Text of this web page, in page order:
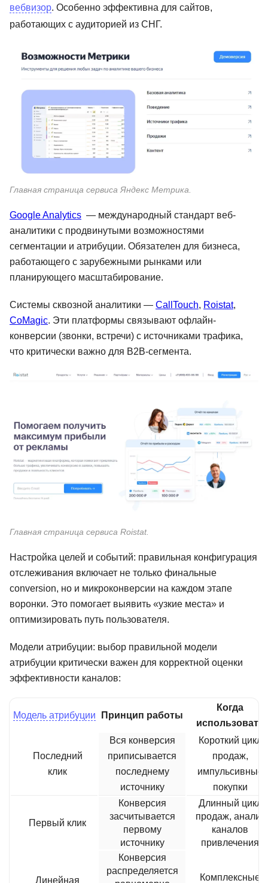
вебвизор. Особенно эффективна для сайтов,
работающих с аудиторией из СНГ.
Главная страница сервиса Яндекс Метрика.
Google Analytics — международный стандарт веб-
аналитики с продвинутыми возможностями
сегментации и атрибуции. Обязателен для бизнеса,
работающего с зарубежными рынками или
планирующего масштабирование.
Системы сквозной аналитики — CallTouch, Roistat,
CoMagic. Эти платформы связывают офлайн-
конверсии (звонки, встречи) с источниками трафика,
что критически важно для B2B-сегмента.
Главная страница сервиса Roistat.
Настройка целей и событий: правильная конфигурация
отслеживания включает не только финальные
conversion, но и микроконверсии на каждом этапе
воронки. Это помогает выявить «узкие места» и
оптимизировать путь пользователя.
Модели атрибуции: выбор правильной модели
атрибуции критически важен для корректной оценки
эффективности каналов:
Модель атрибуции Принцип работы
Когда
использовать
Последний
клик
Вся конверсия
приписывается
последнему
источнику
Короткий цикл
продаж,
импульсивные
покупки
Первый клик
Конверсия
засчитывается
первому
источнику
Длинный цикл
продаж, анализ
каналов
привлечения
Линейная
Конверсия
распределяется
Комплексные